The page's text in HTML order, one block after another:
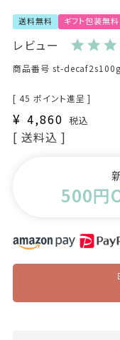
送料無料 ギフト包装無料
レビュー
商品番号 st-
[ 45 ポイント進呈 ]
¥ 4,860 税込
送料込
500円